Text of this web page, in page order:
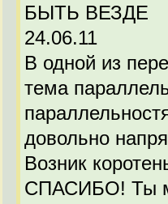
БЫТЬ ВЕЗДЕ
24.06.11
В одной из
тема
довольно
Возник
СПАСИБО! Ты